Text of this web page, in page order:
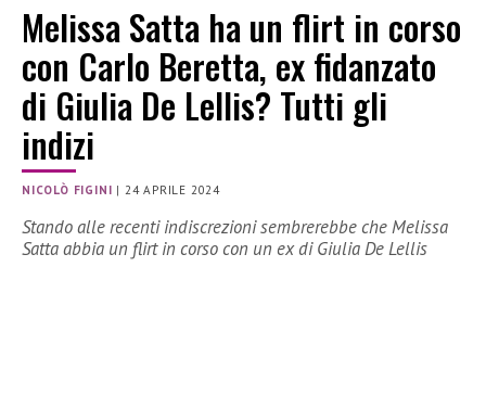
Melissa Satta ha un flirt in corso
con Carlo Beretta, ex fidanzato
di Giulia De Lellis? Tutti gli
indizi
NICOLÒ FIGINI | 24 APRILE 2024
Stando alle recenti indiscrezioni sembrerebbe che Melissa
Satta abbia un flirt in corso con un ex di Giulia De Lellis